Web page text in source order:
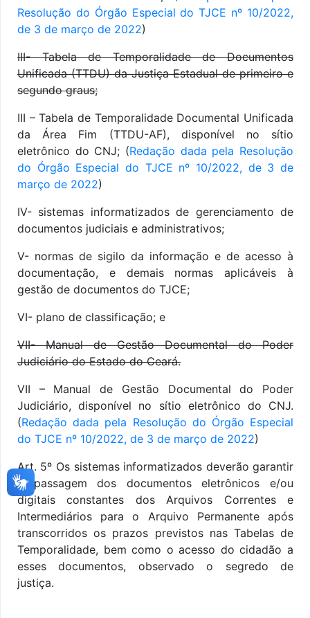
Resolução do Órgão Especial do TJCE nº 10/2022,
de 3 de março de 2022)
III- Tabela de Temporalidade de Documentos
Unificada (TTDU) da Justiça Estadual de primeiro e
segundo graus;
III – Tabela de Temporalidade Documental Unificada
da Área Fim (TTDU-AF), disponível no sítio
eletrônico do CNJ; (Redação dada pela Resolução
do Órgão Especial do TJCE nº 10/2022, de 3 de
março de 2022)
IV- sistemas informatizados de gerenciamento de
documentos judiciais e administrativos;
V- normas de sigilo da informação e de acesso à
documentação, e demais normas aplicáveis à
gestão de documentos do TJCE;
VI- plano de classificação; e
VII- Manual de Gestão Documental do Poder
Judiciário do Estado do Ceará.
VII – Manual de Gestão Documental do Poder
Judiciário, disponível no sítio eletrônico do CNJ.
(Redação dada pela Resolução do Órgão Especial
do TJCE nº 10/2022, de 3 de março de 2022)
Art. 5º Os sistemas informatizados deverão garantir
a passagem dos documentos eletrônicos e/ou
digitais constantes dos Arquivos Correntes e
Intermediários para o Arquivo Permanente após
transcorridos os prazos previstos nas Tabelas de
Temporalidade, bem como o acesso do cidadão a
esses documentos, observado o segredo de
justiça.